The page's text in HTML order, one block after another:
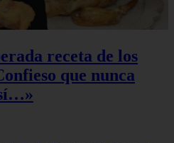
receta de los
que nunca